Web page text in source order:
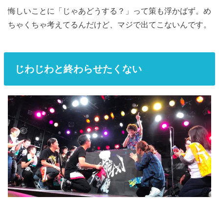
悔しいことに「じゃあどうする？」って策も浮かばず。め
ちゃくちゃ考えてるんだけど、マジで出てこないんです。
じわじわと終わらせたくない